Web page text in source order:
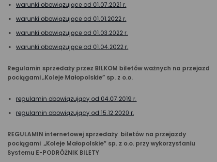
warunki obowiązujące od 01.07.2021 r.
warunki obowiązujące od 01.01.2022 r.
warunki obowiązujące od 01.03.2022 r.
warunki obowiązujące od 01.04.2022 r.
Regulamin sprzedaży przez BILKOM biletów ważnych na przejazd
pociągami „Koleje Małopolskie” sp. z o.o.
regulamin obowiązujący od 04.07.2019 r.
regulamin obowiązujący od 15.12.2020 r.
REGULAMIN internetowej sprzedaży biletów na przejazdy
pociągami „Koleje Małopolskie” sp. z o.o. przy wykorzystaniu
Systemu E-PODRÓŻNIK BILETY